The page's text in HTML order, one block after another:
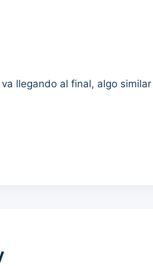
llegando al final, algo